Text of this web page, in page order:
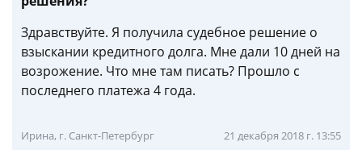
Здравствуйте. Я получила судебное решение о
взыскании кредитного долга. Мне дали 10 дней на
возрожение. Что мне там писать? Прошло с
последнего платежа 4 года.
Ирина, г. Санкт-Петербург 21 декабря 2018 г. 13:55